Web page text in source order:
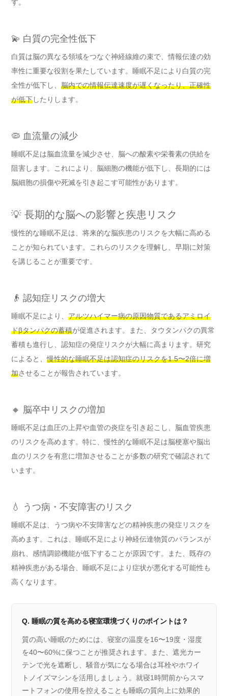
す。
💫 白質の完全性低下
白質は脳の異なる領域をつなぐ神経線維の束で、情報伝達の効
率性に重要な役割を果たしています。睡眠不足により白質の完
全性が低下し、 脳内での情報伝達速度が遅くなったり、正確性
が低下したりします。
🦠 血流量の減少
睡眠不足は脳血流量を減少させ、脳への酸素や栄養素の供給を
阻害します。これにより、脳細胞の機能が低下し、長期的には
脳細胞の損傷や死滅を引き起こす可能性があります。
💡 長期的な脳への影響と疾患リスク
慢性的な睡眠不足は、将来的な脳疾患のリスクを大幅に高める
ことが知られています。これらのリスクを理解し、早期に対策
を講じることが重要です。
👴 認知症リスクの増大
睡眠不足により、 アルツハイマー病の原因物質であるアミロイ
ドβタンパクの蓄積が促進されます。また、タウタンパクの異常
蓄積も進行し、認知症の発症リスクが大幅に高まります。研究
によると、慢性的な睡眠不足は認知症のリスクを1.5〜2倍に増
加させることが報告されています。
🔸 脳卒中リスクの増加
睡眠不足は血圧の上昇や血管の炎症を引き起こし、脳血管疾患
のリスクを高めます。特に、慢性的な睡眠不足は脳梗塞や脳出
血のリスクを有意に増加させることが多数の研究で確認されて
います。
💧 うつ病・不安障害のリスク
睡眠不足は、うつ病や不安障害などの精神疾患の発症リスクを
高めます。これは、睡眠不足により神経伝達物質のバランスが
崩れ、感情調節機能が低下することが原因です。また、既存の
精神疾患がある場合、睡眠不足により症状が悪化する可能性も
高くなります。
Q. 睡眠の質を高める寝室環境づくりのポイントは？
質の高い睡眠のためには、寝室の温度を16〜19度・湿度
を40〜60%に保つことが推奨されます。また、遮光カー
テンで光を遮断し、騒音が気になる場合は耳栓やホワイ
トノイズマシンを活用しましょう。就寝1時間前からスマ
ートフォンの使用を控えることも睡眠の質向上に効果的